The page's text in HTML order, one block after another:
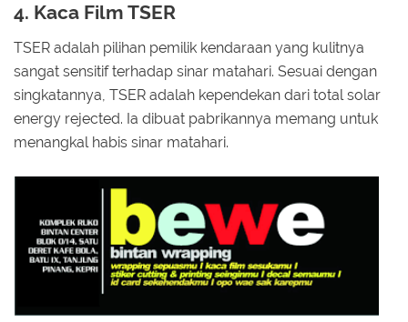
4. Kaca Film TSER
TSER adalah pilihan pemilik kendaraan yang kulitnya
sangat sensitif terhadap sinar matahari. Sesuai dengan
singkatannya, TSER adalah kependekan dari total solar
energy rejected. Ia dibuat pabrikannya memang untuk
menangkal habis sinar matahari.